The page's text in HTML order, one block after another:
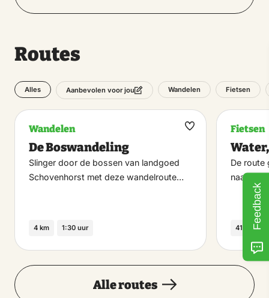
Routes
Alles Aanbevolen voor jou Wandelen Fietsen
Wandelen
De Boswandeling
Slinger door de bossen van landgoed
Schovenhorst met deze wandelroute…
4 km 1:30 uur
Maak
Fietsen
De route
naar
41 km
Alle routes
Feedback